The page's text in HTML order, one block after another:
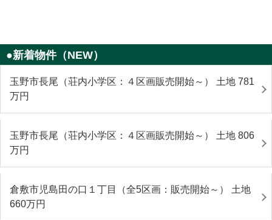
●新着物件（NEW）
玉野市長尾（荘内小学区：４区画販売開始～） 土地 781
万円
玉野市長尾（荘内小学区：４区画販売開始～） 土地 806
万円
倉敷市児島田の口１丁目（全5区画：販売開始～） 土地
660万円